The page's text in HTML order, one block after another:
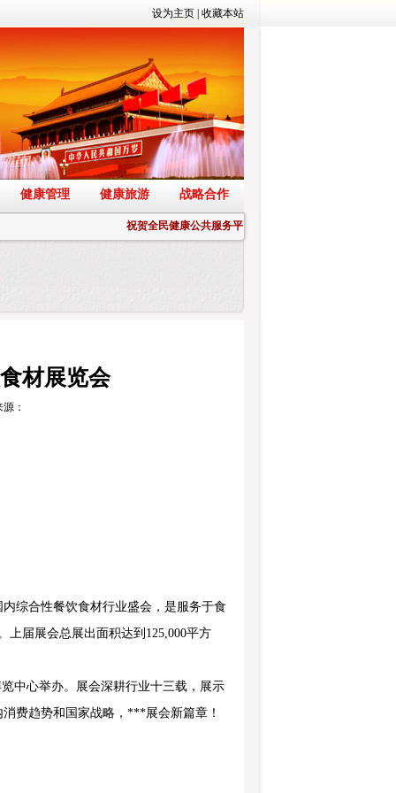
设为主页 收藏本站
健康管理 健康旅游 战略合作
祝贺全民健康公共服务平台正式上线
材展览会
：
综合性餐饮食材行业盛会，是服务于食
届展会总展出面积达到125,000平方
中心举办。展会深耕行业十三载，展示
费趋势和国家战略，***展会新篇章！